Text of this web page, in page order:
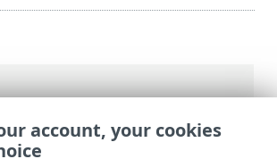
>ESET Endpoint Security>
account, your cookies